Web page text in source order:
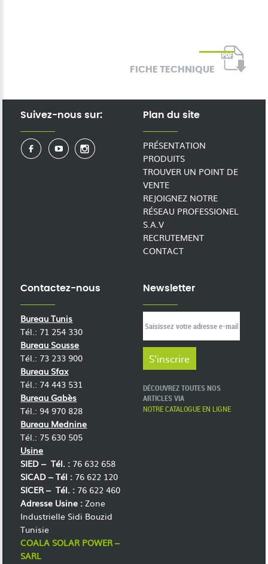
FICHE TECHNIQUE
Suivez-nous sur: Plan du site
PRÉSENTATION
PRODUITS
TROUVER UN POINT DE
VENTE
REJOIGNEZ NOTRE
RÉSEAU PROFESSIONEL
S.A.V
RECRUTEMENT
CONTACT
Contactez-nous
Bureau Tunis
Tél.: 71 254 330
Bureau Sousse
Tél.: 73 233 900
Bureau Sfax
Tél.: 74 443 531
Bureau Gabès
Tél.: 94 970 828
Bureau Mednine
Tél.: 75 630 505
Usine
SIED – Tél. : 76 632 658
SICAD –Tél : 76 622 120
SICER – Tél. : 76 622 460
Adresse Usine : Zone
Industrielle Sidi Bouzid
Tunisie
COALA SOLAR POWER –
SARL
Newsletter
DÉCOUVREZ TOUTES NOS
ARTICLES VIA
NOTRE CATALOGUE EN LIGNE